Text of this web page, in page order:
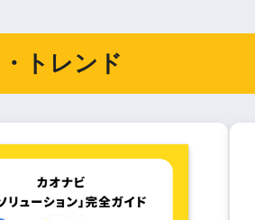
トレンド